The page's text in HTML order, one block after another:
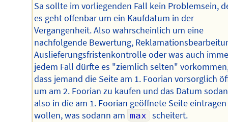
Sa sollte im vorliegenden Fall kein Problemsein,
es geht offenbar um ein Kaufdatum in der
Vergangenheit. Also wahrscheinlich um eine
nachfolgende Bewertung,
Auslieferungsfristenkontrolle oder was auch
jedem Fall dürfte es "ziemlich selten"
dass jemand die Seite am 1. Foorian vorsorglich
um am 2. Foorian zu kaufen und das Datum
also in die am 1. Foorian geöffnete Seite
wollen, was sodann am max scheitert.